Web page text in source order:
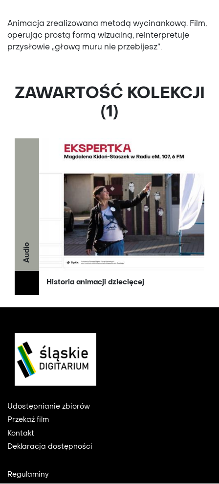
Animacja zrealizowana metodą wycinankową. Film,
operując prostą formą wizualną, reinterpretuje
przysłowie „głową muru nie przebijesz”.
ZAWARTOŚĆ KOLEKCJI
(1)
Audio
Historia animacji dziecięcej
Footer
Udostępnianie zbiorów
Przekaż film
Kontakt
Deklaracja dostępności
Footer
Regulaminy